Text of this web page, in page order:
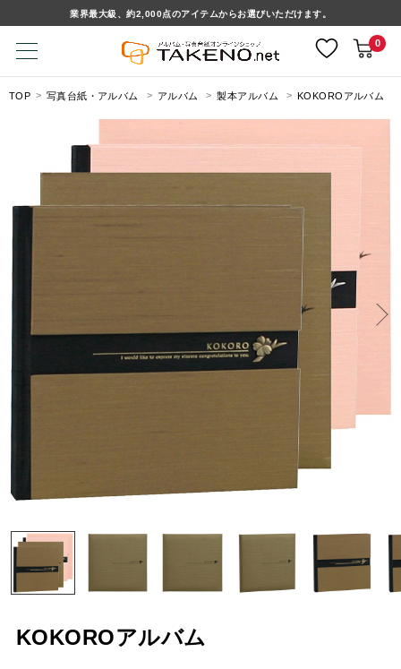
業界最大級、約2,000点のアイテムからお選びいただけます。
0
TOP 写真台紙・アルバム アルバム 製本アルバム KOKOROアルバム
KOKOROアルバム